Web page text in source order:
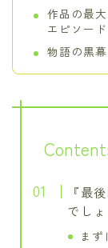
作品の最
エピソード
物語の黒
『最
でし
ま